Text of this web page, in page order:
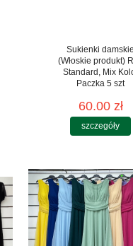
Sukienki
(Włoskie produkt)
Standard, Mix
Paczka 5 szt
60.00 zł
szczegóły